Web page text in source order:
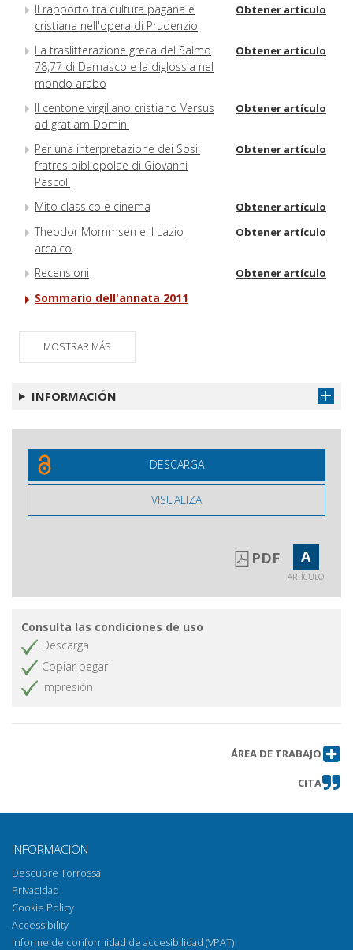
Il rapporto tra cultura pagana e
cristiana nell'opera di Prudenzio
Obtener artículo
La traslitterazione greca del Salmo
78,77 di Damasco e la diglossia nel
mondo arabo
Obtener artículo
Il centone virgiliano cristiano Versus
ad gratiam Domini
Obtener artículo
Per una interpretazione dei Sosii
fratres bibliopolae di Giovanni
Pascoli
Obtener artículo
Mito classico e cinema Obtener artículo
Theodor Mommsen e il Lazio
arcaico
Obtener artículo
Recensioni Obtener artículo
Sommario dell'annata 2011
MOSTRAR MÁS
INFORMACIÓN
DESCARGA
VISUALIZA
PDF A
ARTÍCULO
Consulta las condiciones de uso
Descarga
Copiar pegar
Impresión
ÁREA DE TRABAJO
CITA
INFORMACIÓN
Descubre Torrossa
Privacidad
Cookie Policy
Accessibility
Informe de conformidad de accesibilidad (VPAT)